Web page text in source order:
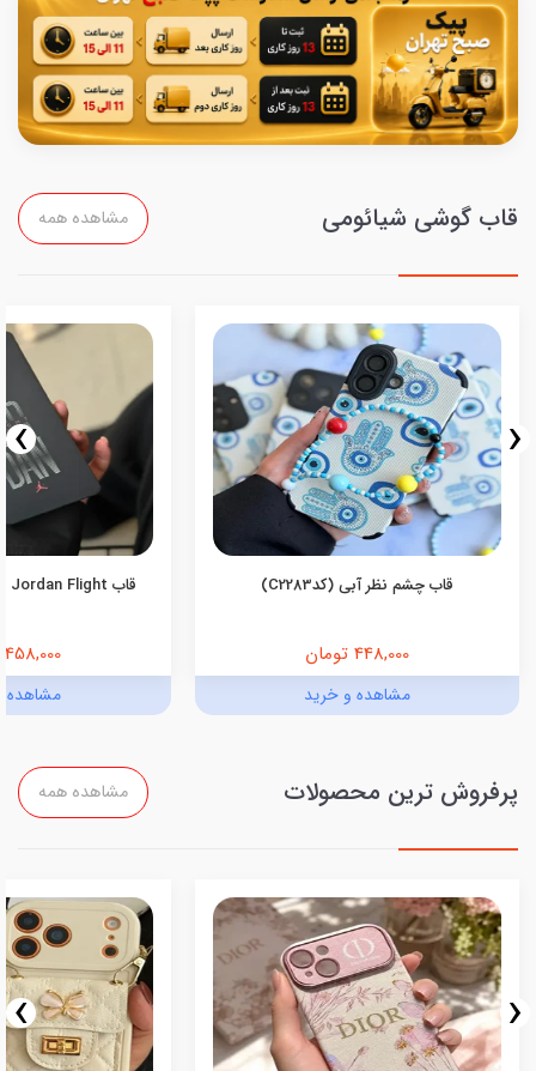
قاب گوشی شیائومی مشاهده همه
قاب چشم نظر آبی (کدC2283)
448,000 تومان
مشاهده و خرید
قاب Jordan Flight اندروید (کدC2055)
458,000 تومان
مشاهده
‹
›
پرفروش ترین محصولات مشاهده همه
‹
›